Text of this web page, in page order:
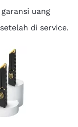
uang
di service.